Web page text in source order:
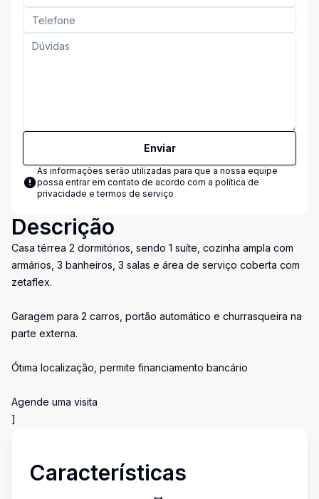
Enviar
As informações serão utilizadas para que a nossa equipe
possa entrar em contato de acordo com a política de
privacidade e termos de serviço
Descrição
Casa térrea 2 dormitórios, sendo 1 suíte, cozinha ampla com
armários, 3 banheiros, 3 salas e área de serviço coberta com
zetaflex.
Garagem para 2 carros, portão automático e churrasqueira na
parte externa.
Ótima localização, permite financiamento bancário
Agende uma visita
]
Características